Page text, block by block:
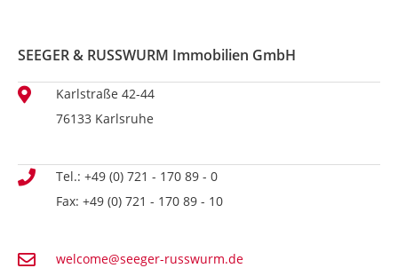
SEEGER & RUSSWURM Immobilien GmbH
Karlstraße 42-44
76133 Karlsruhe
Tel.: +49 (0) 721 - 170 89 - 0
Fax: +49 (0) 721 - 170 89 - 10
welcome@seeger-russwurm.de